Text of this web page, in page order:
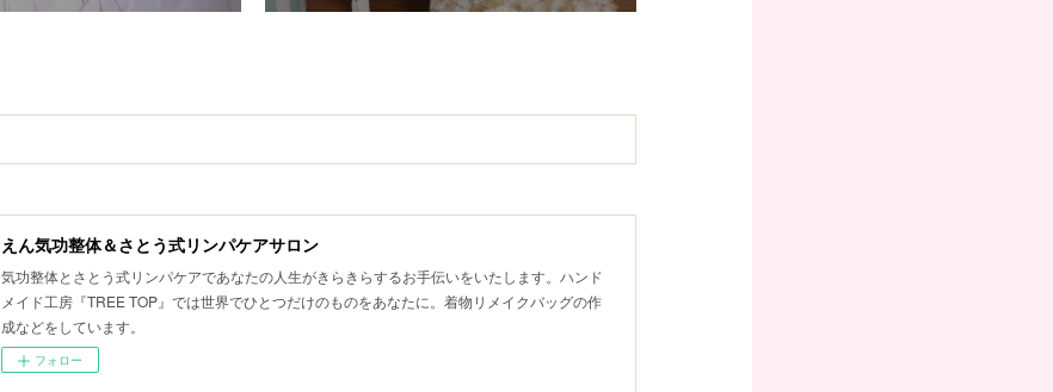
えん気功整体＆さとう式リンパケアサロン
気功整体とさとう式リンパケアであなたの人生がきらきらするお手伝いをいたします。ハンド
メイド工房『TREE TOP』では世界でひとつだけのものをあなたに。着物リメイクバッグの作
成などをしています。
フォロー